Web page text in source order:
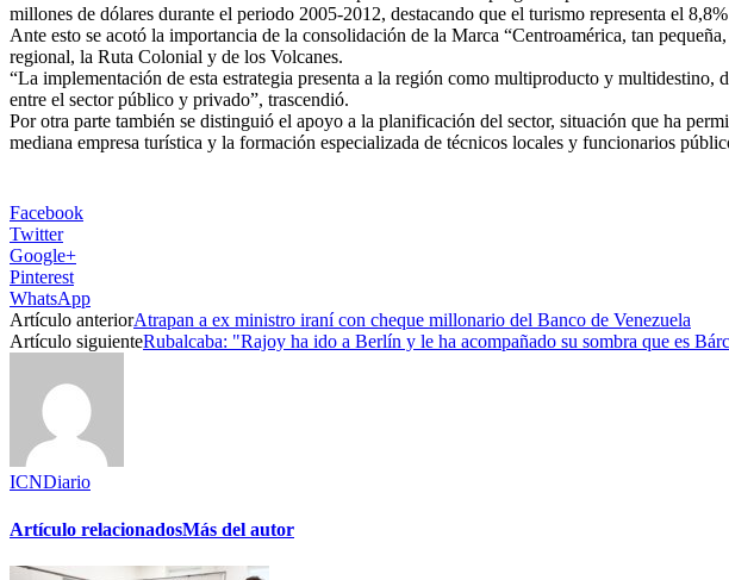
millones de dólares durante el periodo 2005-2012, destacando que el turismo representa el
Ante esto se acotó la importancia de la consolidación de la Marca “Centroamérica, tan
regional, la Ruta Colonial y de los Volcanes.
“La implementación de esta estrategia presenta a la región como multiproducto y
entre el sector público y privado”, trascendió.
Por otra parte también se distinguió el apoyo a la planificación del sector, situación que ha
mediana empresa turística y la formación especializada de técnicos locales y funcionarios
Facebook
Twitter
Google+
Pinterest
WhatsApp
Artículo anteriorAtrapan a ex ministro iraní con cheque millonario del Banco de Venezuela
Artículo siguienteRubalcaba: "Rajoy ha ido a Berlín y le ha acompañado su sombra que es
ICNDiario
Artículo relacionadosMás del autor